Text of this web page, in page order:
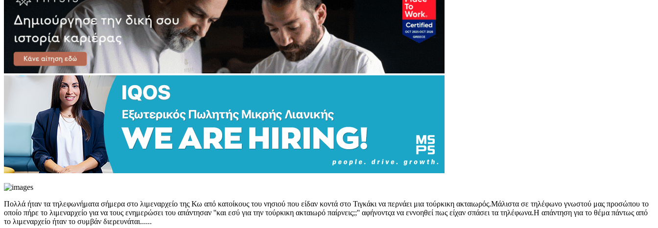
Πολλά ήταν τα τηλεφωνήματα σήμερα στο λιμεναρχείο της Κω από κατοίκους του νησιού που είδαν κοντά στο Τιγκάκι να περνάει μια τούρκικη ακταιωρός.Μάλιστα σε τηλέφωνο γνωστού μας προσώπου το
οποίο πήρε το λιμεναρχείο για να τους ενημερώσει του απάντησαν ''και εσύ για την τούρκικη ακταιωρό παίρνεις;;'' αφήνοντςα να εννοηθεί πως είχαν σπάσει τα τηλέφωνα.Η απάντηση για το θέμα πάντως από
το λιμεναρχείο ήταν το συμβάν διερευνάται......